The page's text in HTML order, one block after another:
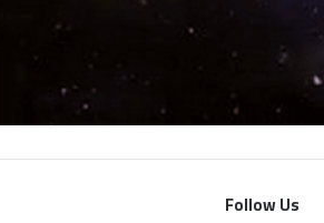
Follow Us